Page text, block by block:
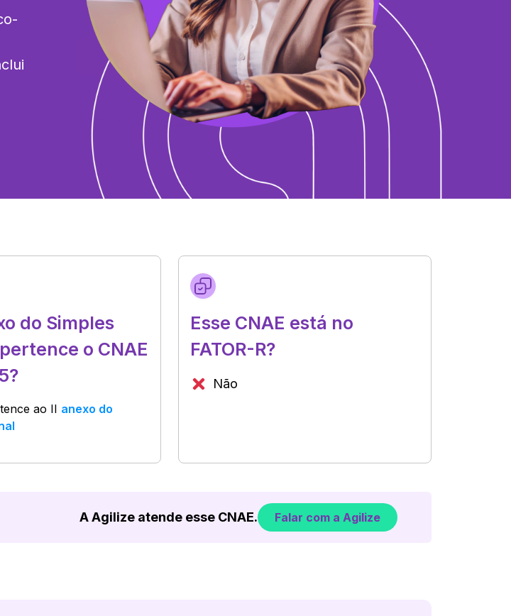
do Simples
o CNAE
ao II anexo do
Esse CNAE está no
FATOR-R?
Não
A Agilize atende esse CNAE. Falar com a Agilize